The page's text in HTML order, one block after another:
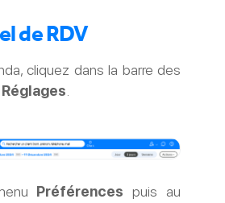
de RDV
cliquez dans la barre des
Réglages
Préférences puis au